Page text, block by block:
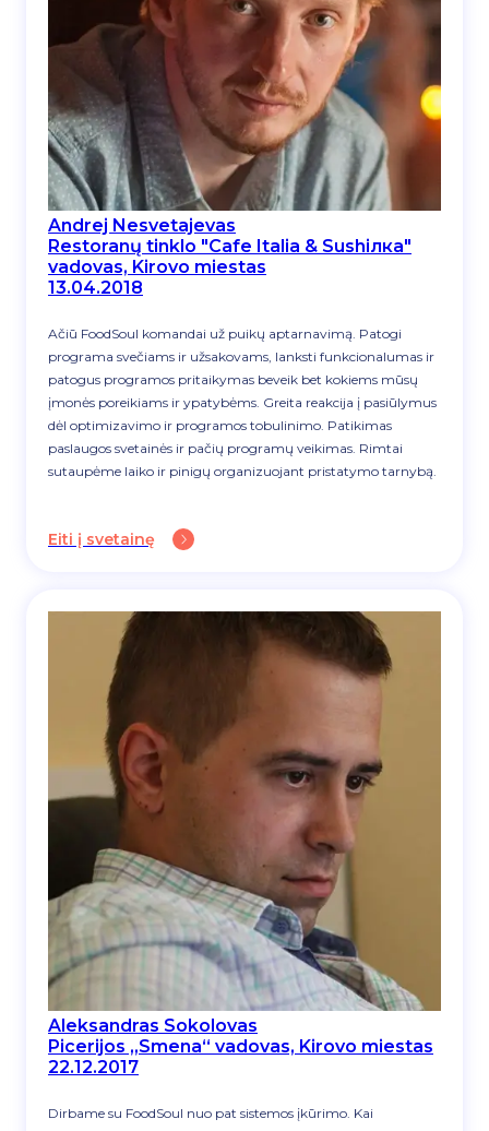
Andrej Nesvetajevas
Restoranų tinklo "Cafe Italia & Sushiлка"
vadovas, Kirovo miestas
13.04.2018
Ačiū FoodSoul komandai už puikų aptarnavimą. Patogi
programa svečiams ir užsakovams, lanksti funkcionalumas ir
patogus programos pritaikymas beveik bet kokiems mūsų
įmonės poreikiams ir ypatybėms. Greita reakcija į pasiūlymus
dėl optimizavimo ir programos tobulinimo. Patikimas
paslaugos svetainės ir pačių programų veikimas. Rimtai
sutaupėme laiko ir pinigų organizuojant pristatymo tarnybą.
Eiti į svetainę
Aleksandras Sokolovas
Picerijos „Smena“ vadovas, Kirovo miestas
22.12.2017
Dirbame su FoodSoul nuo pat sistemos įkūrimo. Kai